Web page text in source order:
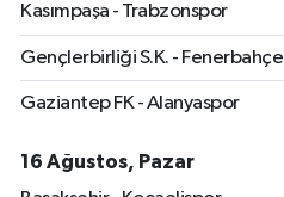
Kasımpaşa - Trabzonspor
Gençlerbirliği S.K. - Fenerbahçe
Gaziantep FK - Alanyaspor
16 Ağustos, Pazar